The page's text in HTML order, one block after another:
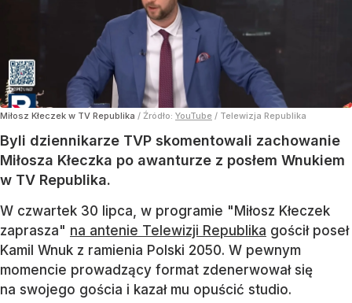
Miłosz Kłeczek w TV Republika / Źródło: YouTube / Telewizja Republika
Byli dziennikarze TVP skomentowali zachowanie
Miłosza Kłeczka po awanturze z posłem Wnukiem
w TV Republika.
W czwartek 30 lipca, w programie "Miłosz Kłeczek
zaprasza" na antenie Telewizji Republika gościł poseł
Kamil Wnuk z ramienia Polski 2050. W pewnym
momencie prowadzący format zdenerwował się
na swojego gościa i kazał mu opuścić studio.